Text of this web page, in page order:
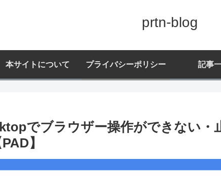
prtn-blog
本サイトについて プライバシーポリシー 記事
でブラウザー操作ができない・
】